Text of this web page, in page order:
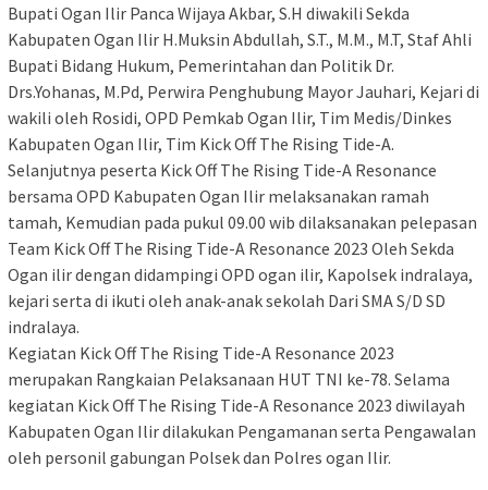
Bupati Ogan Ilir Panca Wijaya Akbar, S.H diwakili Sekda
Kabupaten Ogan Ilir H.Muksin Abdullah, S.T., M.M., M.T, Staf Ahli
Bupati Bidang Hukum, Pemerintahan dan Politik Dr.
Drs.Yohanas, M.Pd, Perwira Penghubung Mayor Jauhari, Kejari di
wakili oleh Rosidi, OPD Pemkab Ogan Ilir, Tim Medis/Dinkes
Kabupaten Ogan Ilir, Tim Kick Off The Rising Tide-A.
Selanjutnya peserta Kick Off The Rising Tide-A Resonance
bersama OPD Kabupaten Ogan Ilir melaksanakan ramah
tamah, Kemudian pada pukul 09.00 wib dilaksanakan pelepasan
Team Kick Off The Rising Tide-A Resonance 2023 Oleh Sekda
Ogan ilir dengan didampingi OPD ogan ilir, Kapolsek indralaya,
kejari serta di ikuti oleh anak-anak sekolah Dari SMA S/D SD
indralaya.
Kegiatan Kick Off The Rising Tide-A Resonance 2023
merupakan Rangkaian Pelaksanaan HUT TNI ke-78. Selama
kegiatan Kick Off The Rising Tide-A Resonance 2023 diwilayah
Kabupaten Ogan Ilir dilakukan Pengamanan serta Pengawalan
oleh personil gabungan Polsek dan Polres ogan Ilir.